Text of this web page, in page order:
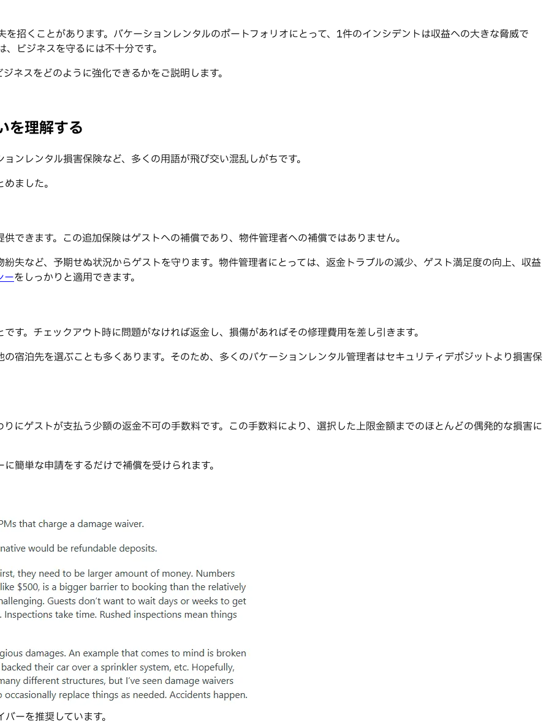
招くことがあります。バケーションレンタルのポートフォリオにとって、1件のインシデントは収益への大きな脅威で
ビジネスを守るには不十分です。
ネスをどのように強化できるかをご説明します。
を理解する
ンレンタル損害保険など、多くの用語が飛び交い混乱しがちです。
ました。
できます。この追加保険はゲストへの補償であり、物件管理者への補償ではありません。
失など、予期せぬ状況からゲストを守ります。物件管理者にとっては、返金トラブルの減少、ゲスト満足度の向上、収益
ーをしっかりと適用できます。
す。チェックアウト時に問題がなければ返金し、損傷があればその修理費用を差し引きます。
宿泊先を選ぶことも多くあります。そのため、多くのバケーションレンタル管理者はセキュリティデポジットより損害保
にゲストが支払う少額の返金不可の手数料です。この手数料により、選択した上限金額までのほとんどの偶発的な損害に
簡単な申請をするだけで補償を受けられます。
ーを推奨しています。